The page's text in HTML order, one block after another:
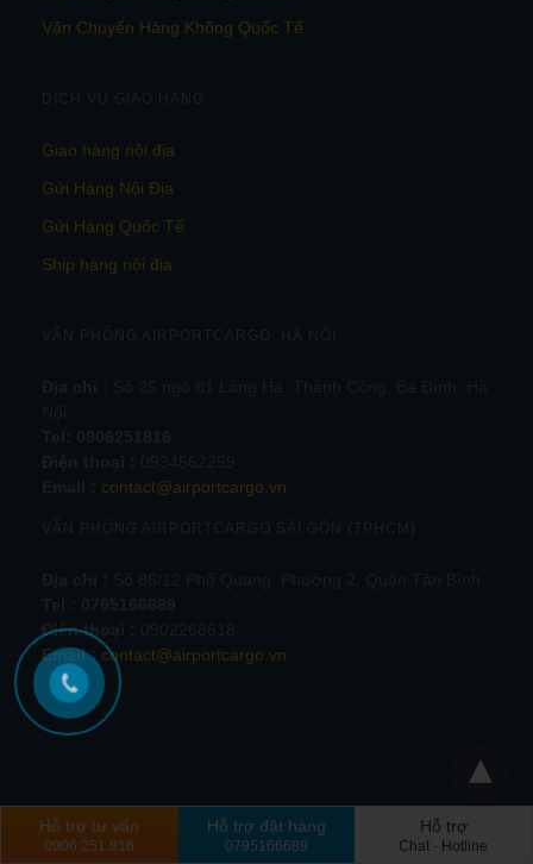
Vận Chuyển Hàng Không Quốc Tế
DỊCH VỤ GIAO HÀNG
Giao hàng nội địa
Gửi Hàng Nội Địa
Gửi Hàng Quốc Tế
Ship hàng nội địa
VĂN PHÒNG AIRPORTCARGO HÀ NỘI
contact@airportcargo.vn
VĂN PHÒNG AIRPORTCARGO SÀI GÒN (TPHCM)
Điện thoại :
Email : contact@airportcargo.vn
Hỗ trợ tư vấn
0906.251.816
Hỗ trợ đặt hàng
0795166689
Hỗ trợ
Chat - Hotline